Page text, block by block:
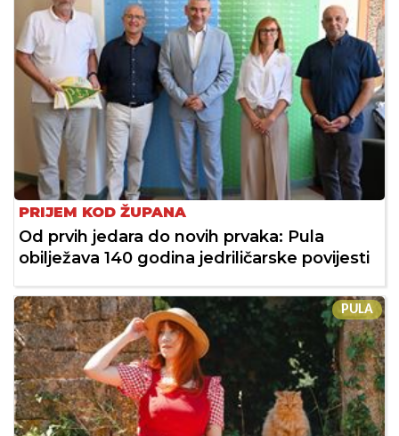
PRIJEM KOD ŽUPANA
Od prvih jedara do novih prvaka: Pula
obilježava 140 godina jedriličarske povijesti
PULA